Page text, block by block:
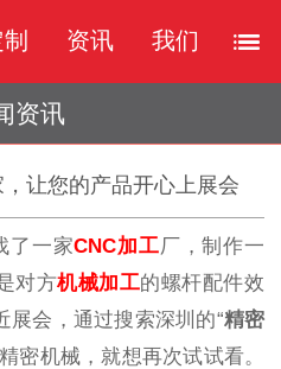
资讯 我们
资讯
让您的产品开心上展会
了一家CNC加工厂，制作一
对方机械加工的螺杆配件效
展会，通过搜索深圳的“精密
密机械，就想再次试试看。